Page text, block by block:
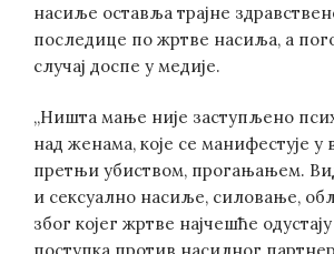
насиље оставља трајне
последице по жртве насиља, а
случај доспе у медије.
„Ништа мање није заступљено
над женама, које се манифестује
претњи убиством, прогањањем.
и сексуално насиље, силовање,
због којег жртве најчешће